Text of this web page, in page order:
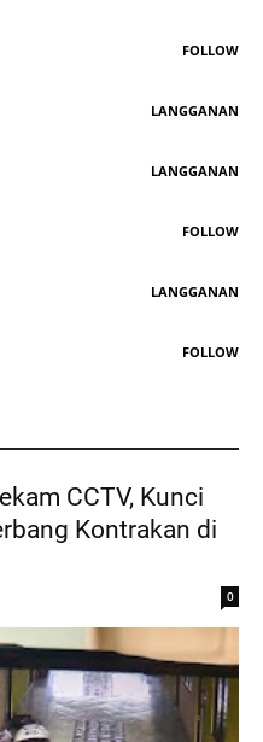
FOLLOW
LANGGANAN
LANGGANAN
FOLLOW
LANGGANAN
FOLLOW
CCTV, Kunci
Kontrakan di
0